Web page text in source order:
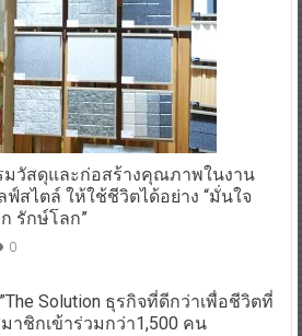
วัสดุและก่อสร้างคุณภาพในงาน
ฟ์สไตล์ ให้ใช้ชีวิตได้อย่าง “มั่นใจ
รักษ์โลก”
0
Solution ธุรกิจที่ดีกว่าเพื่อชีวิตที่
าชิกเข้าร่วมกว่า1,500 คน